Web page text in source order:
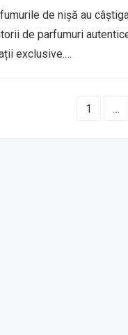
de nișă au
de parfumuri
exclusive.…
1 …